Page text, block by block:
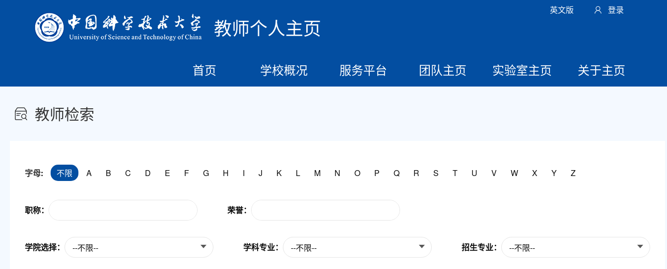
英文版 登录
教师个人主页
首页 学校概况 服务平台 团队主页 实验室主页 关于主页
教师检索
字母: 不限 A B C D E F G H I J K L M N O P Q R S T U V W X Y Z
职称： 荣誉：
学院选择： --不限-- 学科专业： --不限-- 招生专业： --不限--